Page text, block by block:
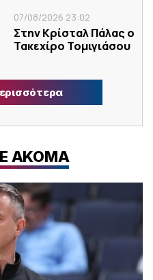
07/08/2026 23:02
Στην Κρίσταλ Πάλας ο
Τακεχίρο Τομιγιάσου
ΑΚΟΜΑ